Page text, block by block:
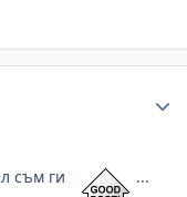
съм ги ...